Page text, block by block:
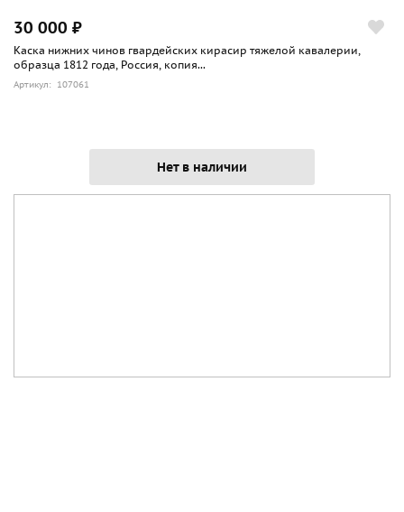
30 000 ₽
Каска нижних чинов гвардейских кирасир тяжелой кавалерии,
образца 1812 года, Россия, копия...
Артикул: 107061
Нет в наличии